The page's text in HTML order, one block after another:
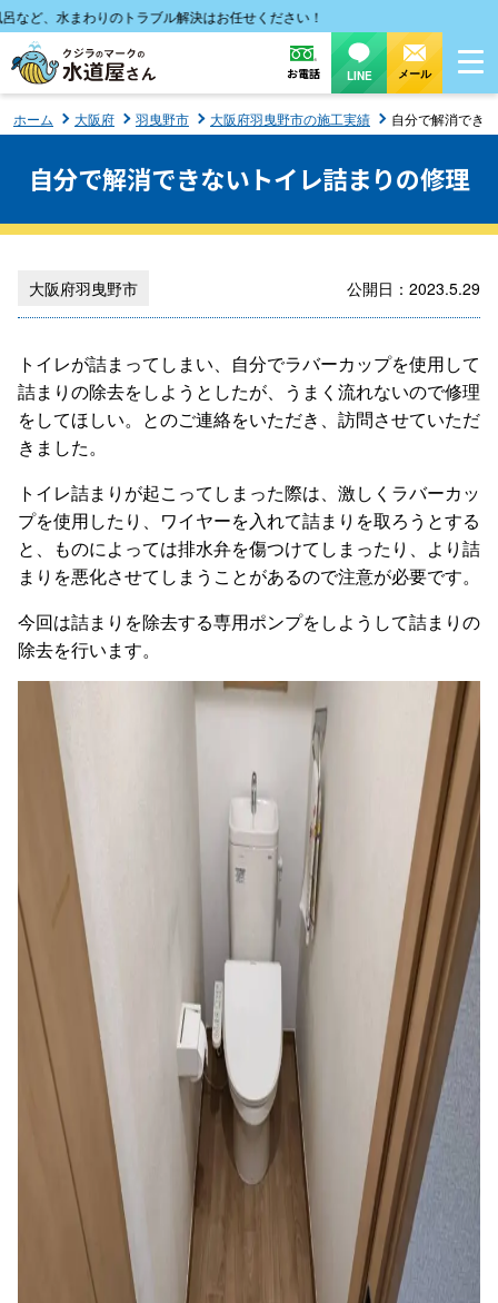
ど、水まわりのトラブル解決はお任せください！
お電話 LINE メール
ホーム 大阪府 羽曳野市 大阪府羽曳野市の施工実績 自分で解消でき
自分で解消できないトイレ詰まりの修理
大阪府羽曳野市 公開日：2023.5.29
トイレが詰まってしまい、自分でラバーカップを使用して
詰まりの除去をしようとしたが、うまく流れないので修理
をしてほしい。とのご連絡をいただき、訪問させていただ
きました。
トイレ詰まりが起こってしまった際は、激しくラバーカッ
プを使用したり、ワイヤーを入れて詰まりを取ろうとする
と、ものによっては排水弁を傷つけてしまったり、より詰
まりを悪化させてしまうことがあるので注意が必要です。
今回は詰まりを除去する専用ポンプをしようして詰まりの
除去を行います。